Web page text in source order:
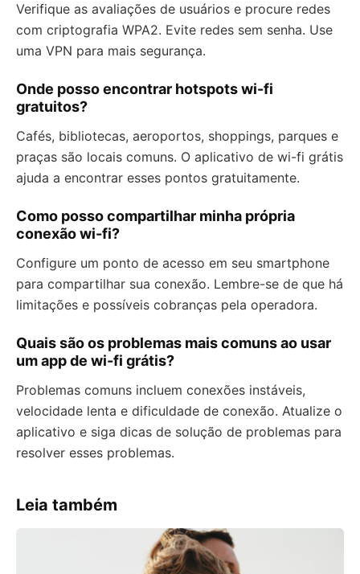
Verifique as avaliações de usuários e procure redes
com criptografia WPA2. Evite redes sem senha. Use
uma VPN para mais segurança.
Onde posso encontrar hotspots wi-fi
gratuitos?
Cafés, bibliotecas, aeroportos, shoppings, parques e
praças são locais comuns. O aplicativo de wi-fi grátis
ajuda a encontrar esses pontos gratuitamente.
Como posso compartilhar minha própria
conexão wi-fi?
Configure um ponto de acesso em seu smartphone
para compartilhar sua conexão. Lembre-se de que há
limitações e possíveis cobranças pela operadora.
Quais são os problemas mais comuns ao usar
um app de wi-fi grátis?
Problemas comuns incluem conexões instáveis,
velocidade lenta e dificuldade de conexão. Atualize o
aplicativo e siga dicas de solução de problemas para
resolver esses problemas.
Leia também